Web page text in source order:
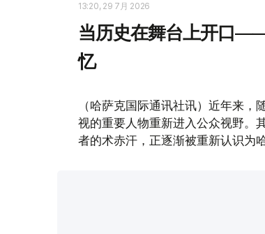
13:20, 29 7月 2026
当历史在舞台上开口
忆
（哈萨克国际通讯社讯）近年来
视的重要人物重新进入公众视野。
者的术赤汗，正逐渐被重新认识为